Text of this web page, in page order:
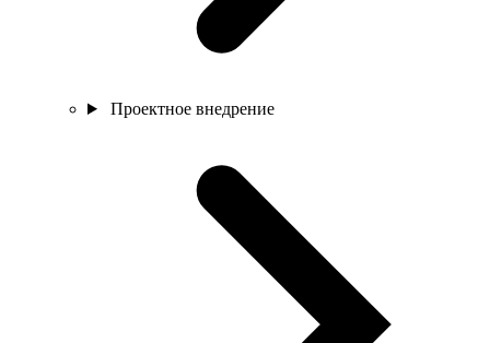
Проектное внедрение